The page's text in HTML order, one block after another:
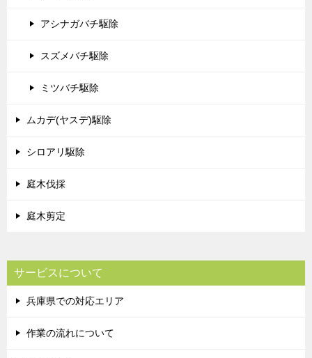
アシナガバチ駆除
スズメバチ駆除
ミツバチ駆除
ムカデ(ヤスデ)駆除
シロアリ駆除
庭木伐採
庭木剪定
サービスについて
兵庫県での対応エリア
作業の流れについて